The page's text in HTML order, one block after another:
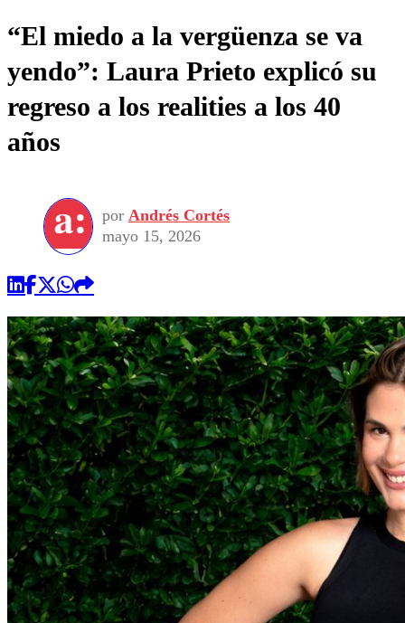
“El miedo a la vergüenza se va
yendo”: Laura Prieto explicó su
regreso a los realities a los 40
años
por Andrés Cortés
mayo 15, 2026